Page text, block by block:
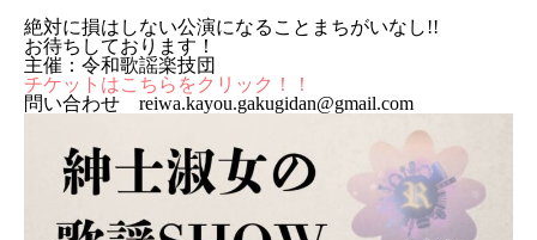
絶対に損はしない公演になることまちがいなし!!
お待ちしております！
主催：令和歌謡楽技団
チケットはこちらをクリック！！
問い合わせ reiwa.kayou.gakugidan@gmail.com